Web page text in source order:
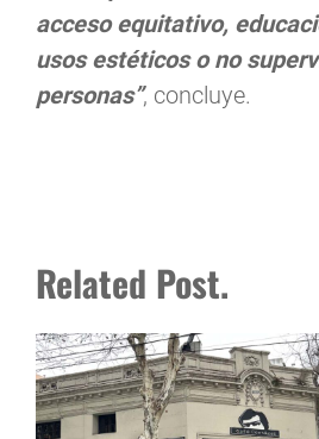
acceso equitativo,
usos estéticos o no
personas”, concluye.
Related Post.